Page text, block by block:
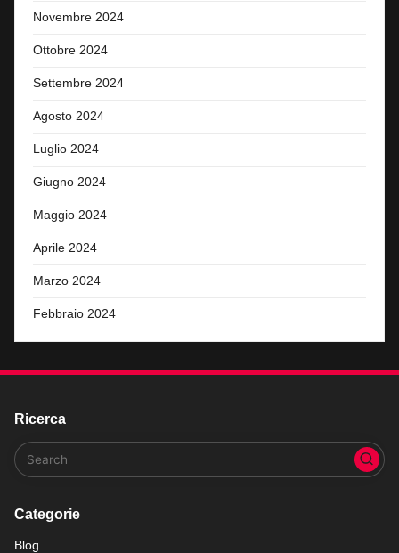
Novembre 2024
Ottobre 2024
Settembre 2024
Agosto 2024
Luglio 2024
Giugno 2024
Maggio 2024
Aprile 2024
Marzo 2024
Febbraio 2024
Ricerca
Categorie
Blog